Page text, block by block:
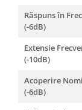
Răspuns în
(-6dB)
Extensie
(-10dB)
Acoperire
(-6dB)